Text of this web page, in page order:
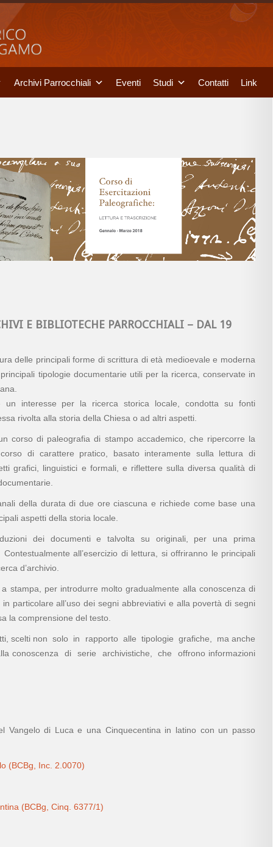
Archivi Parrocchiali Eventi Studi Contatti Link
E BIBLIOTECHE PARROCCHIALI – DAL 19
delle principali forme di scrittura di età medioevale e moderna
tipologie documentarie utili per la ricerca, conservate in
un interesse per la ricerca storica locale, condotta su fonti
rivolta alla storia della Chiesa o ad altri aspetti.
corso di paleografia di stampo accademico, che ripercorre la
di carattere pratico, basato interamente sulla lettura di
grafici, linguistici e formali, e riflettere sulla diversa qualità di
della durata di due ore ciascuna e richiede come base una
aspetti della storia locale.
dei documenti e talvolta su originali, per una prima
all’esercizio di lettura, si offriranno le principali
d’archivio.
stampa, per introdurre molto gradualmente alla conoscenza di
particolare all’uso dei segni abbreviativi e alla povertà di segni
la comprensione del testo.
scelti non solo in rapporto alle tipologie grafiche, ma anche
conoscenza di serie archivistiche, che offrono informazioni
Vangelo di Luca e una Cinquecentina in latino con un passo
(BCBg, Inc. 2.0070)
(BCBg, Cinq. 6377/1)